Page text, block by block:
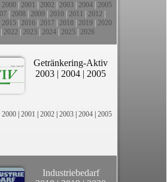
2000 2001 2002 2003 2004 2005
2008 2009 2010 2011 2012
2015 2016 2017 2018 2019 2020
2022 2023| 2024| 2025| 2026
Getränkering-Aktiv
2003 | 2004 | 2005
2000 | 2001 | 2002 | 2003 | 2004 | 2005
Industriebedarf